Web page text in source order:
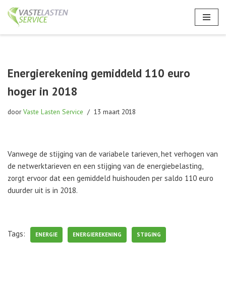
Energierekening gemiddeld 110 euro
hoger in 2018
doorVaste Lasten Service 13 maart 2018
Vanwege de stijging van de variabele tarieven, het verhogen van
de netwerktarieven en een stijging van de energiebelasting,
zorgt ervoor dat een gemiddeld huishouden per saldo 110 euro
duurder uit is in 2018.
Tags: ENERGIE ENERGIEREKENING STIJGING